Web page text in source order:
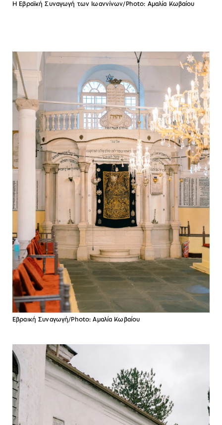
Η Εβραϊκή Συναγωγή των Ιωαννίνων/Photo: Αμαλία Κωβαίου
Εβραική Συναγωγή/Photo: Αμαλία Κωβαίου